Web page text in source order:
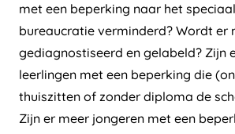
met een beperking naar het
bureaucratie verminderd? Wordt er
gediagnostiseerd en gelabeld? Zijn
leerlingen met een beperking die
thuiszitten of zonder diploma de
Zijn er meer jongeren met een